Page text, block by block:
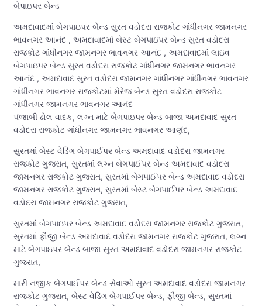
બેપાઇપર બેન્ડ
અમદાવાદમાં બેગપાઇપર બેન્ડ સુરત વડોદરા રાજકોટ ગાંધીનગર જામનગર
ભાવનગર આનંદ , અમદાવાદમાં બેસ્ટ બેગપાઇપર બેન્ડ સુરત વડોદરા
રાજકોટ ગાંધીનગર જામનગર ભાવનગર આનંદ , અમદાવાદમાં લાઇવ
બેગપાઇપર બેન્ડ સુરત વડોદરા રાજકોટ ગાંધીનગર જામનગર ભાવનગર
આનંદ , અમદાવાદ સુરત વડોદરા જામનગર ગાંધીનગર ગાંધીનગર ભાવનગર
ગાંધીનગર ભાવનગર રાજકોટમાં મેરેજ બેન્ડ સુરત વડોદરા રાજકોટ
ગાંધીનગર જામનગર ભાવનગર આનંદ
પંજાબી ઢોલ વાદક, લગ્ન માટે બેગપાઇપર બેન્ડ બાજા અમદાવાદ સુરત
વડોદરા રાજકોટ ગાંધીનગર જામનગર ભાવનગર આણંદ,
સુરતમાં બેસ્ટ વેડિંગ બેગપાઈપર બેન્ડ અમદાવાદ વડોદરા જામનગર
રાજકોટ ગુજરાત, સુરતમાં લગ્ન બેગપાઈપર બેન્ડ અમદાવાદ વડોદરા
જામનગર રાજકોટ ગુજરાત, સુરતમાં બેગપાઈપર બેન્ડ અમદાવાદ વડોદરા
જામનગર રાજકોટ ગુજરાત, સુરતમાં બેસ્ટ બેગપાઈપર બેન્ડ અમદાવાદ
વડોદરા જામનગર રાજકોટ ગુજરાત,
સુરતમાં બેગપાઇપર બેન્ડ અમદાવાદ વડોદરા જામનગર રાજકોટ ગુજરાત,
સુરતમાં ફૌજી બેન્ડ અમદાવાદ વડોદરા જામનગર રાજકોટ ગુજરાત, લગ્ન
માટે બેગપાઇપર બેન્ડ બાજા સુરત અમદાવાદ વડોદરા જામનગર રાજકોટ
ગુજરાત,
મારી નજીક બેગપાઈપર બેન્ડ સેવાઓ સુરત અમદાવાદ વડોદરા જામનગર
રાજકોટ ગુજરાત, બેસ્ટ વેડિંગ બેગપાઈપર બેન્ડ, ફૌજી બેન્ડ, સુરતમાં